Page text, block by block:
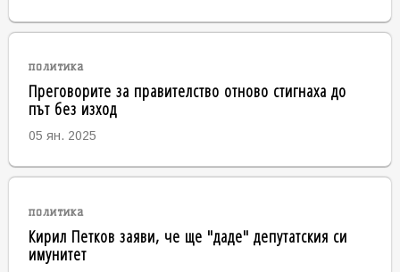
политика
Преговорите за правителство отново стигнаха до
път без изход
05 ян. 2025
политика
Кирил Петков заяви, че ще "даде" депутатския си
имунитет